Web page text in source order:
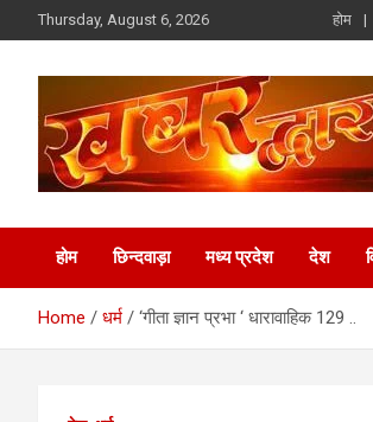
to
Thursday, August 6, 2026 होम
Khabar Dwar
होम छिन्दवाड़ा मध्य प्रदेश देश
Home धर्म ‘गीता ज्ञान प्रभा ‘ धारावाहिक 129 ..